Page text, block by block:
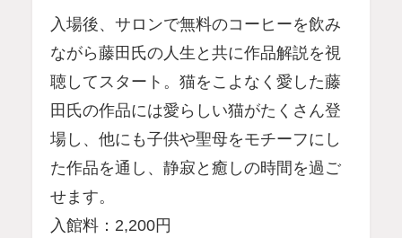
入場後、サロンで無料のコーヒーを飲み
ながら藤田氏の人生と共に作品解説を視
聴してスタート。猫をこよなく愛した藤
田氏の作品には愛らしい猫がたくさん登
場し、他にも子供や聖母をモチーフにし
た作品を通し、静寂と癒しの時間を過ご
せます。
入館料：2,200円